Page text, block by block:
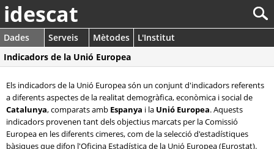
idescat
Dades Serveis Mètodes
L'Institut
Indicadors de la Unió Europea
Els indicadors de la Unió Europea són un conjunt d'indicadors referents
a diferents aspectes de la realitat demogràfica, econòmica i social de
Catalunya, comparats amb Espanya i la Unió Europea. Aquests
indicadors provenen tant dels objectius marcats per la Comissió
Europea en les diferents cimeres, com de la selecció d'estadístiques
bàsiques que difon l'Oficina Estadística de la Unió Europea (Eurostat).